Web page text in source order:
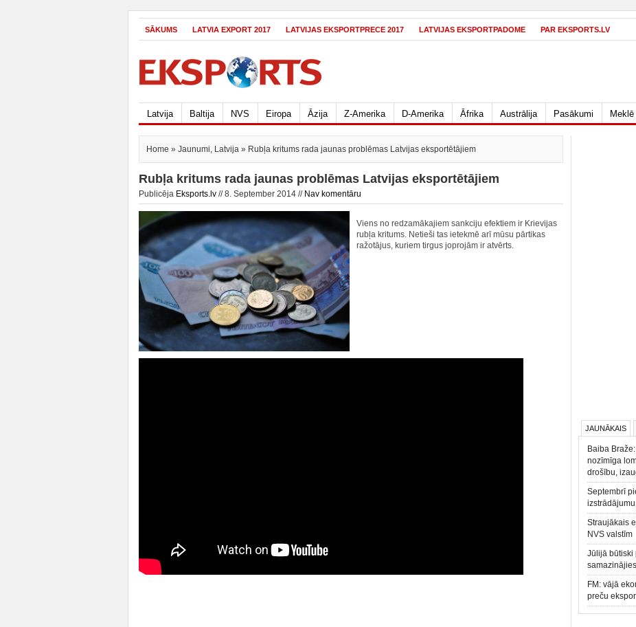
SĀKUMS LATVIA EXPORT 2017 LATVIJAS EKSPORTPRECE 2017 LATVIJAS EKSPORTPADOME PAR EKSPORTS.LV
Latvija Baltija NVS Eiropa Āzija Z-Amerika D-Amerika Āfrika Austrālija Pasākumi
Home » Jaunumi, Latvija » Rubļa kritums rada jaunas problēmas Latvijas eksportētājiem
Rubļa kritums rada jaunas problēmas Latvijas eksportētājiem
Publicēja Eksports.lv // 8. September 2014 // Nav komentāru
Viens no redzamākajiem sankciju efektiem ir Krievijas
rubļa kritums. Netieši tas ietekmē arī mūsu pārtikas
ražotājus, kuriem tirgus joprojām ir atvērts.
JAUNĀKAIS
Baiba
nozīmīga
drošību,
Septembrī
Straujākais
NVS valstīm
Jūlijā būtiski
FM: vājā
preču